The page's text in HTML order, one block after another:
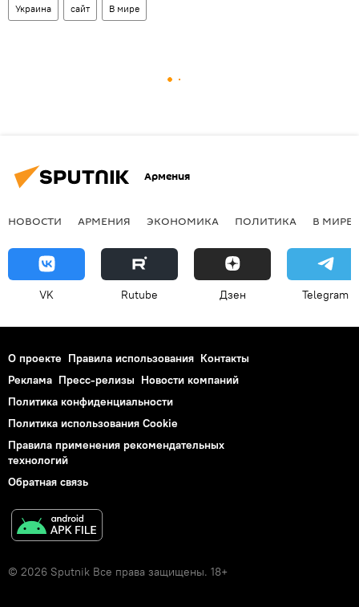
Украина сайт В мире
Армения
НОВОСТИ АРМЕНИЯ ЭКОНОМИКА ПОЛИТИКА В МИРЕ
VK Rutube Дзен Telegram
О проекте Правила использования Контакты
Реклама Пресс-релизы Новости компаний
Политика конфиденциальности
Политика использования Cookie
Правила применения рекомендательных
технологий
Обратная связь
© 2026 Sputnik Все права защищены. 18+